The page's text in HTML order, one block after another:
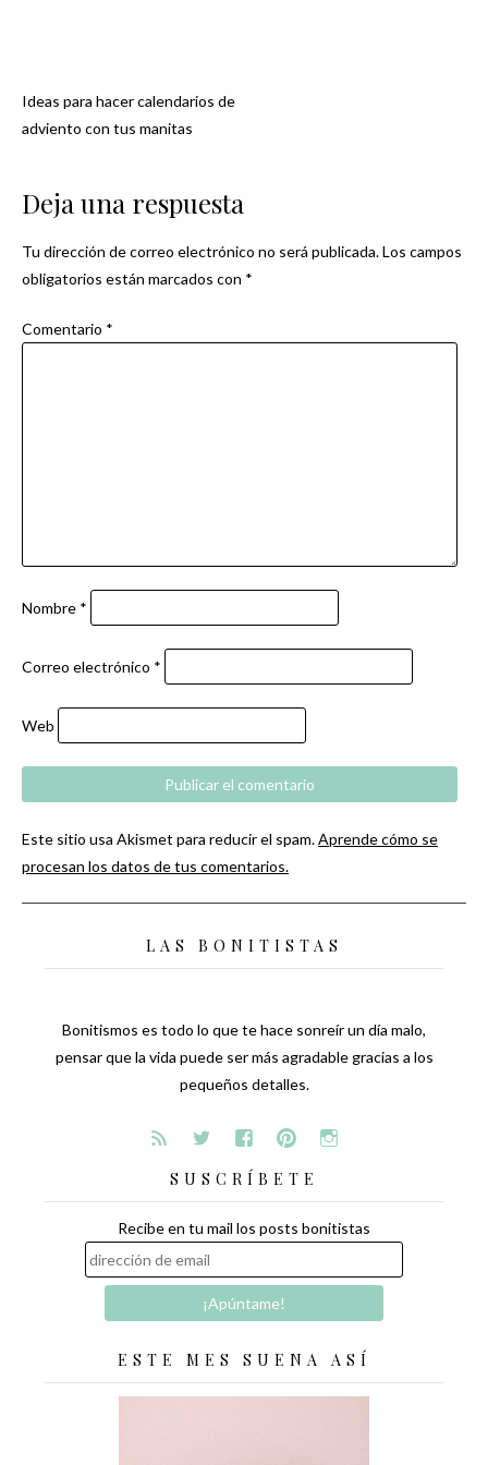
Navegación
Ideas para hacer calendarios de
adviento con tus manitas
Deja una respuesta
Tu dirección de correo electrónico no será publicada.Los campos
obligatorios están marcados con *
Comentario *
Nombre *
Correo electrónico *
Web
Este sitio usa Akismet para reducir el spam.Aprende cómo se
procesan los datos de tus comentarios.
LAS BONITISTAS
Bonitismos es todo lo que te hace sonreír un día malo,
pensar que la vida puede ser más agradable gracias a los
pequeños detalles.
SUSCRÍBETE
Recibe en tu mail los posts bonitistas
ESTE MES SUENA ASÍ